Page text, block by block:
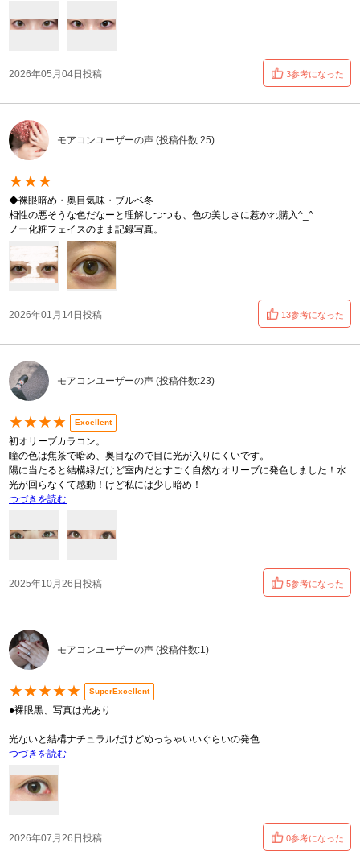
2026年05月04日投稿 3参考になった
モアコンユーザーの声 (投稿件数:25)
★★★
◆裸眼暗め・奥目気味・ブルベ冬
相性の悪そうな色だなーと理解しつつも、色の美しさに惹かれ購入^_^
ノー化粧フェイスのまま記録写真。
2026年01月14日投稿 13参考になった
モアコンユーザーの声 (投稿件数:23)
★★★★ Excellent
初オリーブカラコン。
瞳の色は焦茶で暗め、奥目なので目に光が入りにくいです。
陽に当たると結構緑だけど室内だとすごく自然なオリーブに発色しました！水
光が回らなくて感動！けど私には少し暗め！
つづきを読む
2025年10月26日投稿 5参考になった
モアコンユーザーの声 (投稿件数:1)
★★★★★ SuperExcellent
●裸眼黒、写真は光あり
光ないと結構ナチュラルだけどめっちゃいいぐらいの発色
つづきを読む
2026年07月26日投稿 0参考になった